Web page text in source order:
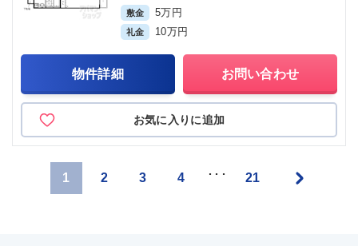
敷金 5万円
礼金 10万円
物件詳細 お問い合わせ
お気に入りに追加
1 2 3 4 ･･･ 21